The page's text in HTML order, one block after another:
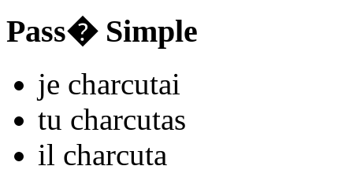
Pass� Simple
je charcutai
tu charcutas
il charcuta